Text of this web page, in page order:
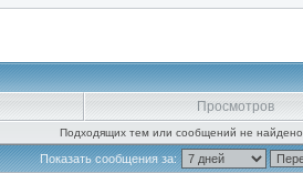
Просмотров
Подходящих тем или сообщений не найдено.
Показать сообщения за: